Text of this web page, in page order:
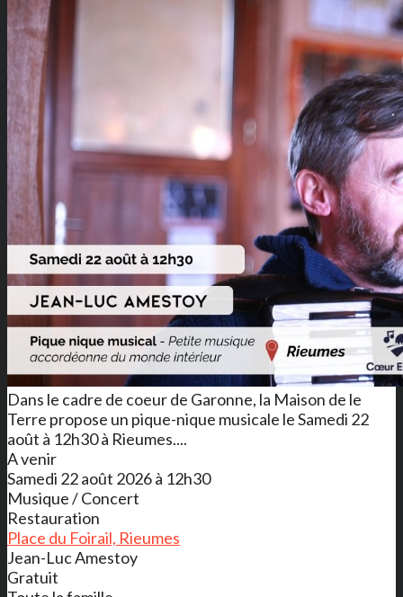
Dans le cadre de coeur de Garonne, la Maison de le
Terre propose un pique-nique musicale le Samedi 22
août à 12h30 à Rieumes....
A venir
Samedi 22 août 2026 à 12h30
Musique / Concert
Restauration
Place du Foirail, Rieumes
Jean-Luc Amestoy
Gratuit